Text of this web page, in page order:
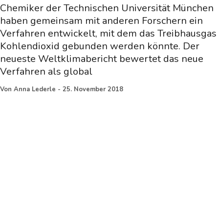
Chemiker der Technischen Universität München
haben gemeinsam mit anderen Forschern ein
Verfahren entwickelt, mit dem das Treibhausgas
Kohlendioxid gebunden werden könnte. Der
neueste Weltklimabericht bewertet das neue
Verfahren als global
Von Anna Lederle - 25. November 2018